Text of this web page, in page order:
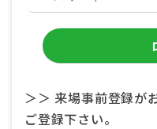
＞＞ 来場事前登録が
ご登録下さい。